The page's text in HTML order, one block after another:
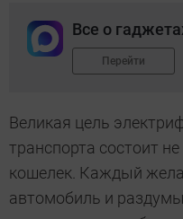
Все о
Перейти
Великая цель
транспорта состоит
кошелек. Каждый
автомобиль и